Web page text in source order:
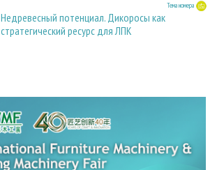
Тема номера
Недревесный потенциал. Дикоросы как
стратегический ресурс для ЛПК